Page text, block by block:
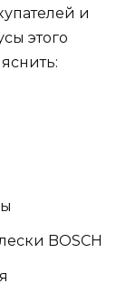
и
этого
BOSCH